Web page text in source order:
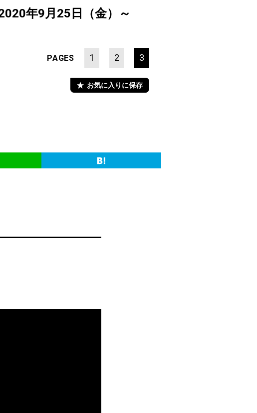
年9月25日（金）～
PAGES 1 2 3
お気に入りに保存